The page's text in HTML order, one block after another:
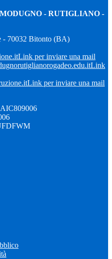
- RUTIGLIANO -
- 70032 Bitonto (BA)
Link per inviare una mail
Link
Link per inviare una mail